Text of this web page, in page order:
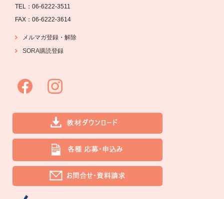
TEL：06-6222-3511
FAX：06-6222-3614
メルマガ登録 ・ 解除
SORA購読登録